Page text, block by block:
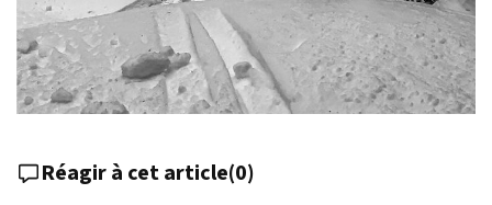
Réagir à cet article(0)